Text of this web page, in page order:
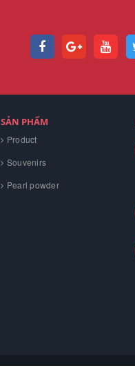
SẢN PHẨM
Product
Souvenirs
Pearl powder